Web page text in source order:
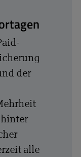
der
hinter
alle